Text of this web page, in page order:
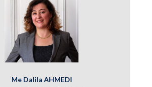
Me Dalila AHMEDI